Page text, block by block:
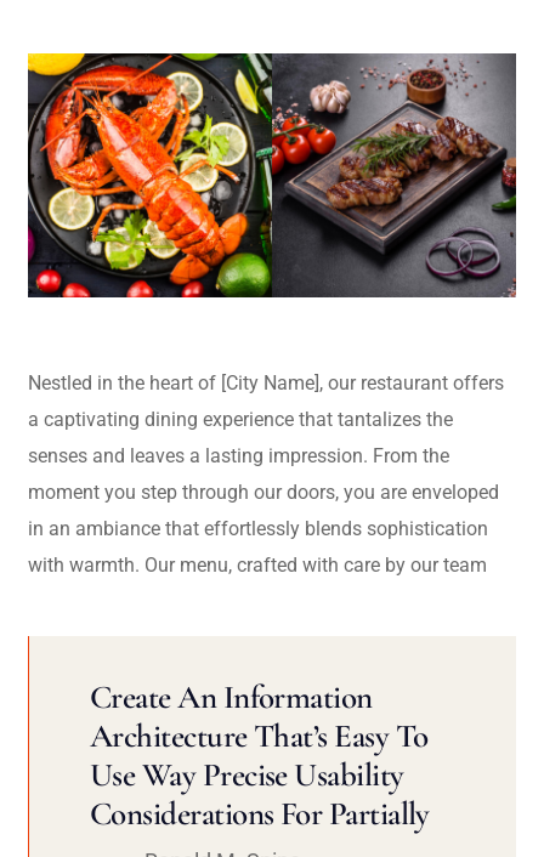
Nestled in the heart of [City Name], our restaurant offers
a captivating dining experience that tantalizes the
senses and leaves a lasting impression. From the
moment you step through our doors, you are enveloped
in an ambiance that effortlessly blends sophistication
with warmth. Our menu, crafted with care by our team
Create An Information
Architecture That’s Easy To
Use Way Precise Usability
Considerations For Partially